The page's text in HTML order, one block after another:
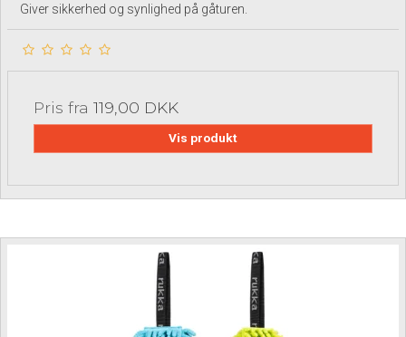
Giver sikkerhed og synlighed på gåturen.
Pris fra 119,00 DKK
Vis produkt